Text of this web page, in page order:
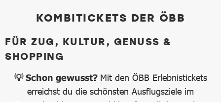
KOMBITICKETS DER ÖBB
FÜR ZUG, KULTUR, GENUSS &
SHOPPING
💡 Schon gewusst? Mit den ÖBB Erlebnistickets
erreichst du die schönsten Ausflugsziele im